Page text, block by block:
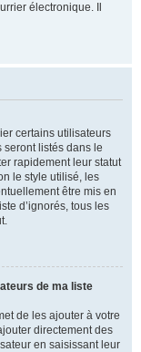
électronique. Il
certains utilisateurs
seront listés dans le
rapidement leur statut
le style utilisé, les
être mis en
d’ignorés, tous les
de ma liste
de les ajouter à votre
directement des
en saisissant leur